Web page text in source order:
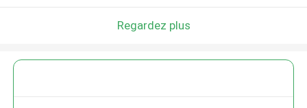
Regardez plus